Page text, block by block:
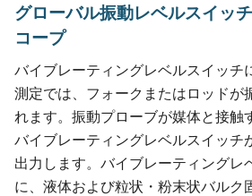
グローバル振動レベルスイッ
コープ
バイブレーティングレベルスイッチ
測定では、フォークまたはロッドが
れます。振動プローブが媒体と接触
バイブレーティングレベルスイッチ
出力します。バイブレーティングレ
に、液体および粒状・粉末状バルク